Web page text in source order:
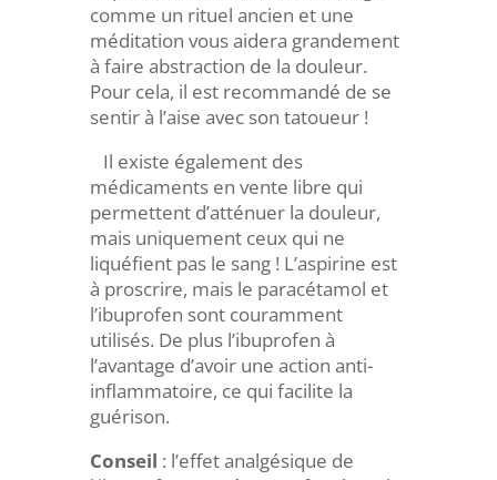
comme un rituel ancien et une
méditation vous aidera grandement
à faire abstraction de la douleur.
Pour cela, il est recommandé de se
sentir à l’aise avec son tatoueur !
Il existe également des
médicaments en vente libre qui
permettent d’atténuer la douleur,
mais uniquement ceux qui ne
liquéfient pas le sang ! L’aspirine est
à proscrire, mais le paracétamol et
l’ibuprofen sont couramment
utilisés. De plus l’ibuprofen à
l’avantage d’avoir une action anti-
inflammatoire, ce qui facilite la
guérison.
Conseil : l’effet analgésique de